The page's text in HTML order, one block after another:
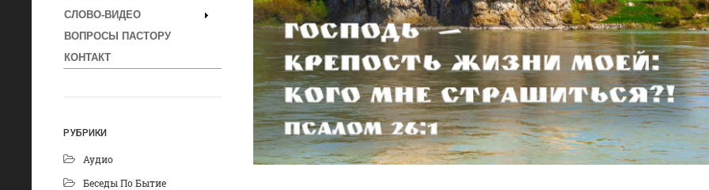
СЛОВО-ВИДЕО
ВОПРОСЫ ПАСТОРУ
КОНТАКТ
РУБРИКИ
Аудио
Беседы По Бытие